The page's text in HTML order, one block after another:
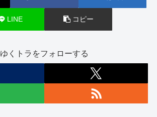
LINE コピー
ゆくトラをフォローする